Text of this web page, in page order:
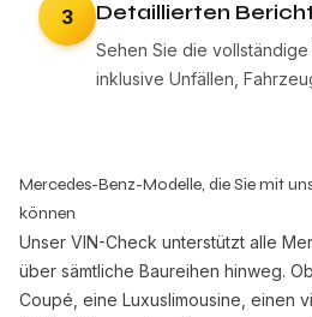
3 Detaillierten
Sehen Sie die
inklusive Unfällen,
Mercedes-Benz-Modelle, die Sie mit
können
Unser VIN-Check unterstützt alle
über sämtliche Baureihen hinweg.
Coupé, eine Luxuslimousine, einen